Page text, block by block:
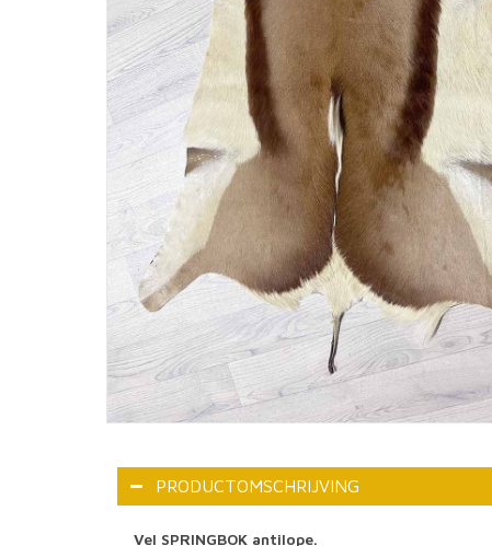
PRODUCTOMSCHRIJVING
Vel SPRINGBOK antilope.